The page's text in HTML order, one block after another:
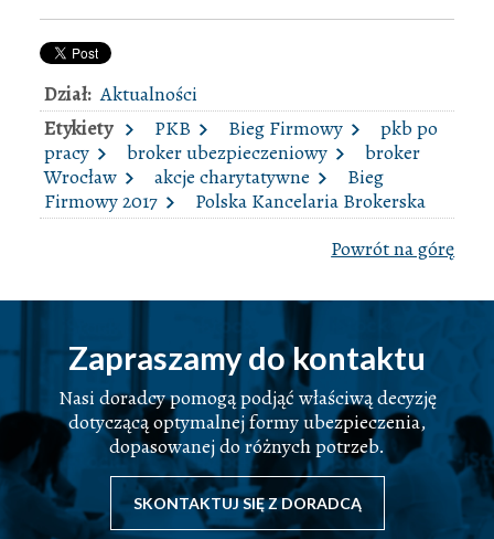
Dział: Aktualności
Etykiety
PKB Bieg Firmowy
pkb po
pracy
broker ubezpieczeniowy
broker
Wrocław
akcje charytatywne
Bieg
Firmowy 2017
Polska Kancelaria Brokerska
Powrót na górę
Zapraszamy do kontaktu
Nasi doradcy pomogą podjąć właściwą decyzję
dotyczącą optymalnej formy ubezpieczenia,
dopasowanej do różnych potrzeb.
SKONTAKTUJ SIĘ Z DORADCĄ